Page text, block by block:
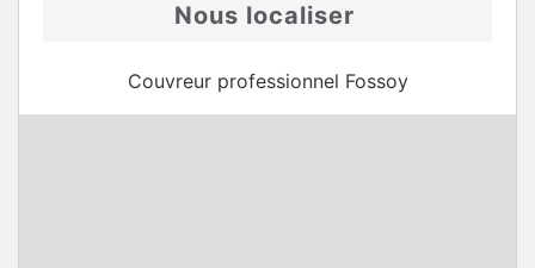
Nous localiser
Couvreur professionnel Fossoy